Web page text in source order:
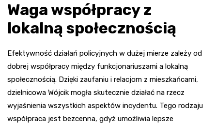
Waga współpracy z
lokalną społecznością
Efektywność działań policyjnych w dużej mierze zależy od
dobrej współpracy między funkcjonariuszami a lokalną
społecznością. Dzięki zaufaniu i relacjom z mieszkańcami,
dzielnicowa Wójcik mogła skutecznie działać na rzecz
wyjaśnienia wszystkich aspektów incydentu. Tego rodzaju
współpraca jest bezcenna, gdyż umożliwia lepsze